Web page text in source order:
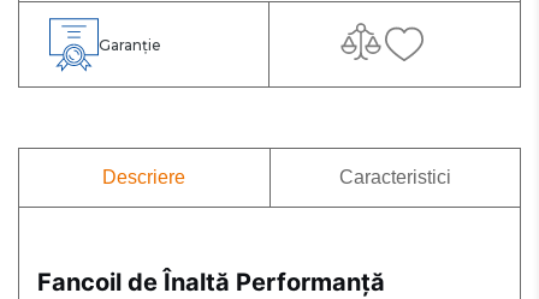
Garanție
Descriere Caracteristici
Fancoil de Înaltă Performanță